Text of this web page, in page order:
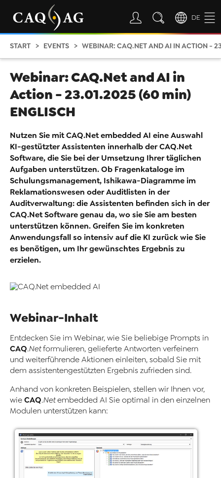
DE
START EVENTS WEBINAR: CAQ.NET AND AI IN ACTION -
Webinar: CAQ.Net and AI in
Action - 23.01.2025 (60 min)
ENGLISCH
Nutzen Sie mit CAQ.Net embedded AI eine Auswahl
KI-gestützter Assistenten innerhalb der CAQ.Net
Software, die Sie bei der Umsetzung Ihrer täglichen
Aufgaben unterstützen. Ob Fragenkataloge im
Schulungsmanagement, Ishikawa-Diagramme im
Reklamationswesen oder Auditlisten in der
Auditverwaltung: die Assistenten befinden sich in der
CAQ.Net Software genau da, wo sie Sie am besten
unterstützen können. Greifen Sie im konkreten
Anwendungsfall so intensiv auf die KI zurück wie Sie
es benötigen, um Ihr gewünschtes Ergebnis zu
erzielen.
Webinar-Inhalt
Entdecken Sie im Webinar, wie Sie beliebige Prompts in
CAQ.Netformulieren, gelieferte Antworten verfeinern
und weiterführende Aktionen einleiten, sobald Sie mit
dem assistentengestützten Ergebnis zufrieden sind.
Anhand von konkreten Beispielen, stellen wir Ihnen vor,
wie CAQ.Netembedded AI Sie optimal in den einzelnen
Modulen unterstützen kann: